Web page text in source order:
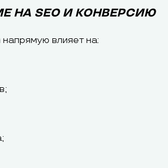
НА SEO И КОНВЕРСИЮ
влияет на: